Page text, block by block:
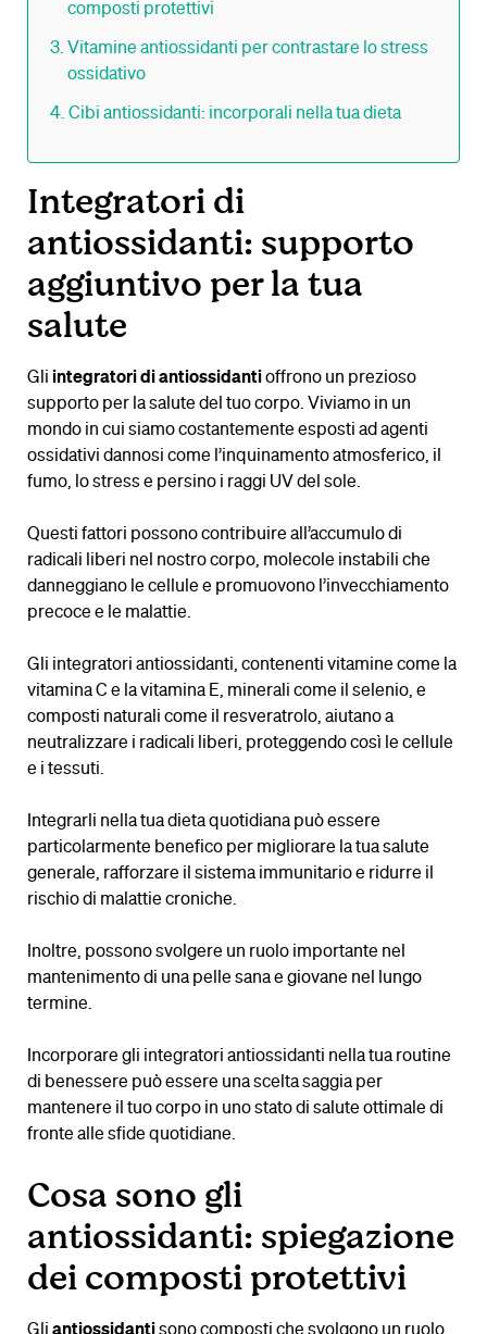
composti protettivi
Vitamine antiossidanti per contrastare lo stress
ossidativo
Cibi antiossidanti: incorporali nella tua dieta
Integratori di
antiossidanti: supporto
aggiuntivo per la tua
salute
Gli integratori di antiossidantioffrono un prezioso
supporto per la salute del tuo corpo. Viviamo in un
mondo in cui siamo costantemente esposti ad agenti
ossidativi dannosi come l’inquinamento atmosferico, il
fumo, lo stress e persino i raggi UV del sole.
Questi fattori possono contribuire all’accumulo di
radicali liberi nel nostro corpo, molecole instabili che
danneggiano le cellule e promuovono l’invecchiamento
precoce e le malattie.
Gli integratori antiossidanti, contenenti vitamine come la
vitamina C e la vitamina E, minerali come il selenio, e
composti naturali come il resveratrolo, aiutano a
neutralizzare i radicali liberi, proteggendo così le cellule
e i tessuti.
Integrarli nella tua dieta quotidiana può essere
particolarmente benefico per migliorare la tua salute
generale, rafforzare il sistema immunitario e ridurre il
rischio di malattie croniche.
Inoltre, possono svolgere un ruolo importante nel
mantenimento di una pelle sana e giovane nel lungo
termine.
Incorporare gli integratori antiossidanti nella tua routine
di benessere può essere una scelta saggia per
mantenere il tuo corpo in uno stato di salute ottimale di
fronte alle sfide quotidiane.
Cosa sono gli
antiossidanti: spiegazione
dei composti protettivi